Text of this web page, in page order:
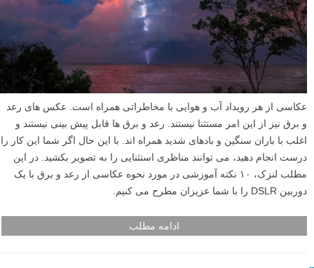
عکاسی از هر رویداد آب و هوایی با مخاطراتی همراه است. عکس های رعد
و برق نیز از این امر مستثنا نیستند. رعد و برق ها قابل پیش بینی نیستند و
اغلب با باران سنگین و بادهای شدید همراه اند. با این حال اگر شما این کار را
درست انجام دهید، می توانند مناظری استثنایی را به تصویر بکشید. در این
مطلب لنزک، ۱۰ نکته آموزشی در مورد نحوه عکاسی از رعد و برق با یک
دوربین DSLR را با شما عزیزان مطرح می کنیم.
ادامه مطلب